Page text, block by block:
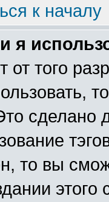
к началу
я
от того
сделано
то вы